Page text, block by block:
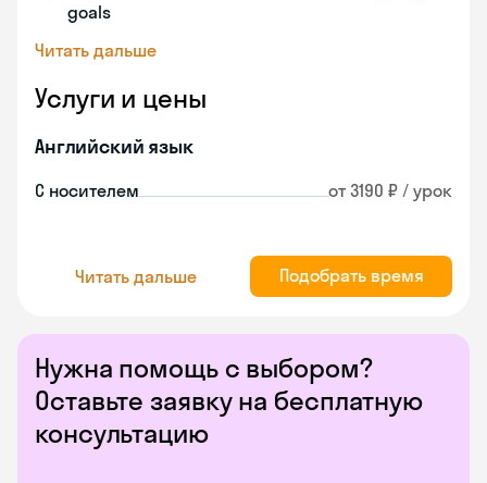
Нужна помощь с выбором?
Оставьте заявку на бесплатную
консультацию
goals
Читать дальше
Услуги и цены
Английский язык
С носителем от 3190 ₽ / урок
Читать дальше Подобрать время